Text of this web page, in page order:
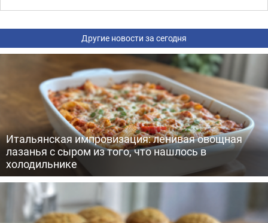
Другие новости за сегодня
Итальянская импровизация: ленивая овощная
лазанья с сыром из того, что нашлось в
холодильнике